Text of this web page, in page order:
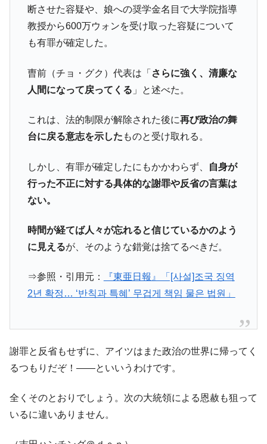
断させた容疑や、娘への奨学金名目で大学院指導
教授から600万ウォンを受け取った容疑について
も有罪が確定した。
曺前（チョ・グク）代表は「 さらに強く、清廉な
人間になって戻ってくる 」と述べた。
これは、法的制限が解除された後に再び政治の舞
台に戻る意志を示した ものと受け取れる。
しかし、有罪が確定したにもかかわらず、
自身が
行った不正に対する具体的な謝罪や反省の言葉は
ない。
時間が経てば人々が忘れると信じているかのよう
に見えるが、そのような錯覚は捨てるべきだ。
⇒参照・引用元：
『東亜日報』「[사설]조국 징역
2년 확정… ‘반칙과 특혜’ 무겁게 책임 물은 법원」
謝罪と反省もせずに、アイツはまた政治の世界に帰ってく
るつもりだぞ！――といいうわけです。
全くそのとおりでしょう。次の大統領による恩赦も狙って
いるに違いありません。